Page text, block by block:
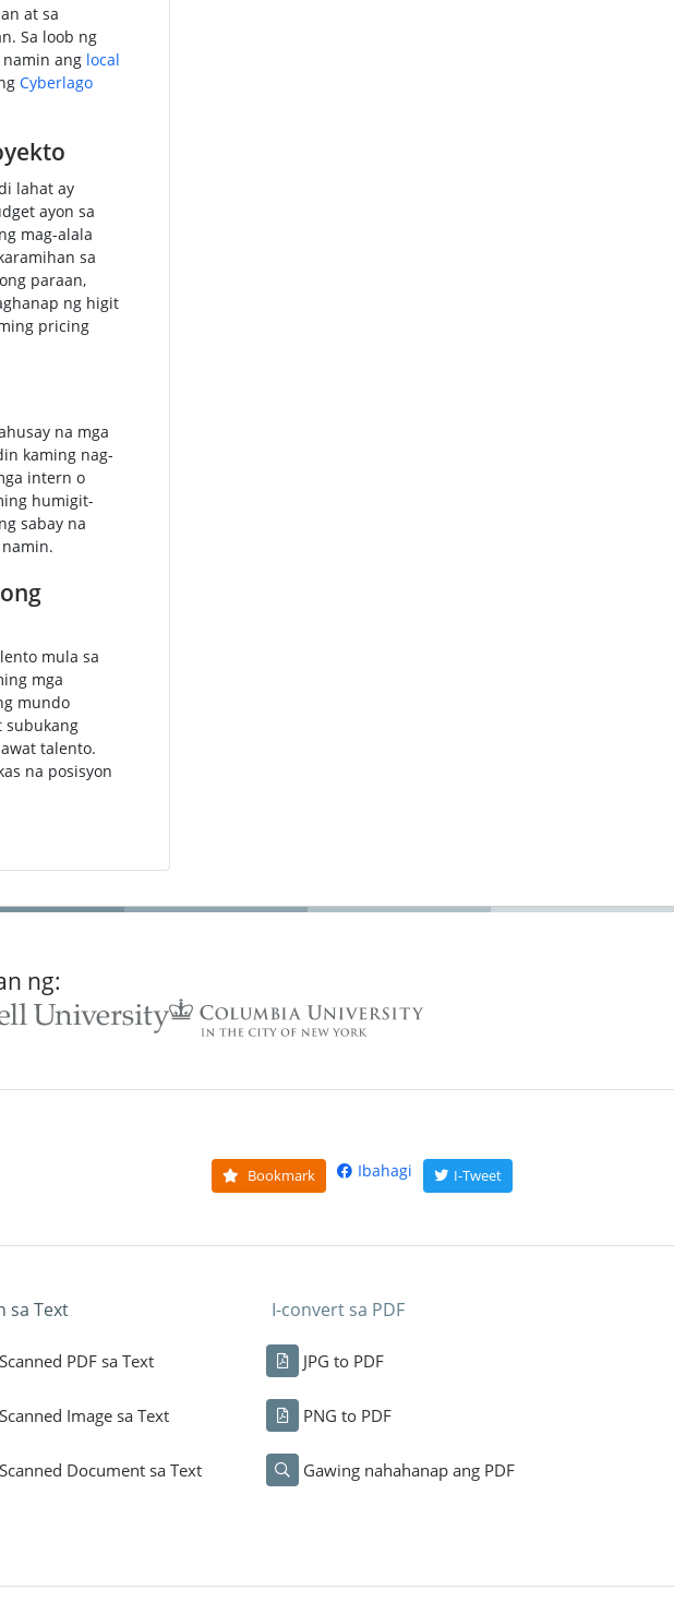
at sa
Sa loob ng
ang local
Cyberlago
lahat ay
ayon sa
mag-alala
sa
paraan,
ng higit
pricing
na mga
kaming nag-
intern o
humigit-
sabay na
mula sa
mga
mundo
subukang
talento.
na posisyon
ng:
Bookmark Ibahagi I-Tweet
sa Text
Scanned PDF sa Text
Scanned Image sa Text
Scanned Document sa Text
I-convert sa PDF
JPG to PDF
PNG to PDF
Gawing nahahanap ang PDF